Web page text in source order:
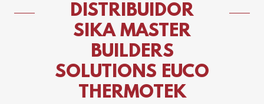
DISTRIBUIDOR
SIKA MASTER
BUILDERS
SOLUTIONS EUCO
THERMOTEK